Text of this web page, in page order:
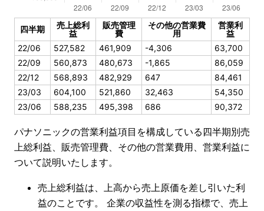
四半期
売上総利
益
販売管理
費
その他の営業費
用
営業利
益
22/06
527,582 461,909 -4,306
63,700
22/09
560,873 480,673 -1,865
86,059
22/12
568,893 482,929 647
84,461
23/03
604,100 521,860 32,463
54,350
23/06
588,235 495,398 686 90,372
パナソニックの営業利益項目を構成している四半期別売
上総利益、販売管理費、その他の営業費用、営業利益に
ついて説明いたします。
売上総利益は、上高から売上原価を差し引いた利
益のことです。 企業の収益性を測る指標で、売上